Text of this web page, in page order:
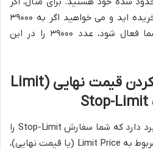
بیت کوین را در ۴۰۰۰۰ دلار خریده اید و می خواهید اگر به ۳۹۰۰۰
دلار رسید، سفارش فروش شما فعال شود، عدد ۳۹۰۰۰ را در این
مرحله ۶: نحوه وارد کردن قیمت نهایی (Limit
این مرحله تنها در صورتی کاربرد دارد که شما سفارش Stop-Limit را
انتخاب کرده باشید. در کادر مربوط به Limit Price (یا قیمت نهایی)،